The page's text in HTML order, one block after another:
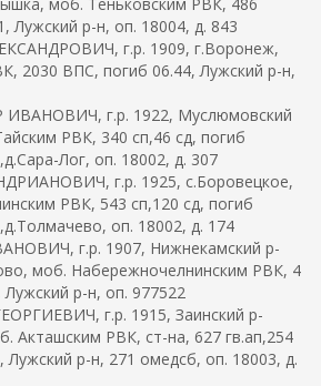
Лужский р-н, оп. 18004, д. 843
г.р. 1909, г.Воронеж,
2030 ВПС, погиб 06.44, Лужский р-н,
г.р. 1922, Муслюмовский
РВК, 340 сп,46 сд, погиб
Лог, оп. 18002, д. 307
г.р. 1925, с.Боровецкое,
РВК, 543 сп,120 сд, погиб
оп. 18002, д. 174
г.р. 1907, Нижнекамский р-
моб. Набережночелнинским РВК, 4
Лужский р-н, оп. 977522
г.р. 1915, Заинский р-
Акташским РВК, ст-на, 627 гв.ап,254
Лужский р-н, 271 омедсб, оп. 18003, д.